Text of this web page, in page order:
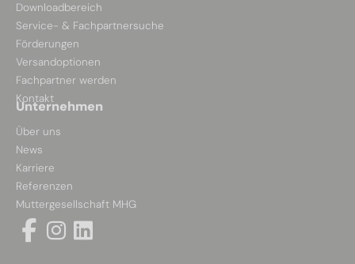
Downloadbereich
Service- & Fachpartnersuche
Förderungen
Versandoptionen
Fachpartner werden
Kontakt
Unternehmen
Über uns
News
Karriere
Referenzen
Muttergesellschaft MHG